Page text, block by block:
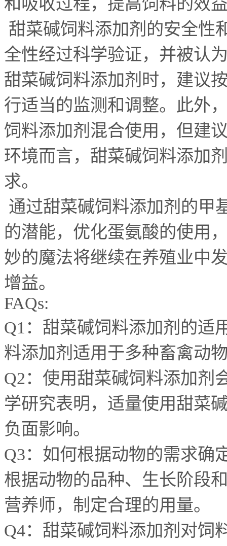
和吸收过程，提高饲料的效
甜菜碱饲料添加剂的安全性
全性经过科学验证，并被认
甜菜碱饲料添加剂时，建议
行适当的监测和调整。此外
饲料添加剂混合使用，但建
环境而言，甜菜碱饲料添加
求。
通过甜菜碱饲料添加剂的甲
的潜能，优化蛋氨酸的使用
妙的魔法将继续在养殖业中
增益。
FAQs:
Q1 ：甜菜碱饲料添加剂的适
料添加剂适用于多种畜禽动
Q2 ：使用甜菜碱饲料添加剂
学研究表明，适量使用甜菜
负面影响。
Q3：如何根据动物的需求确
根据动物的品种、生长阶段
营养师，制定合理的用量。
Q4：甜菜碱饲料添加剂对饲